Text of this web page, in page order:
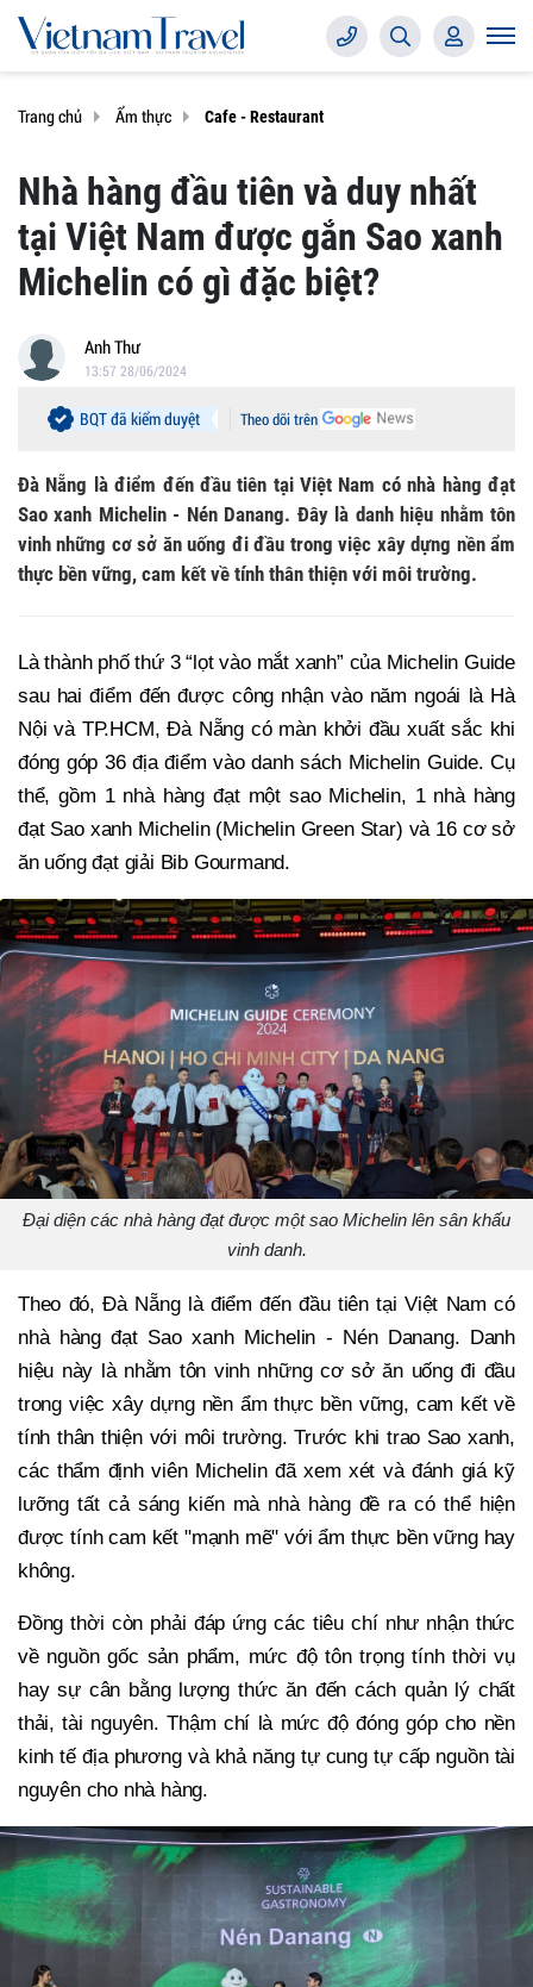
Trang chủ Ẩm thực Cafe - Restaurant
Nhà hàng đầu tiên và duy nhất
tại Việt Nam được gắn Sao xanh
Michelin có gì đặc biệt?
Anh Thư
13:57 28/06/2024
Theo dõi trên
BQT đã kiểm duyệt
Đà Nẵng là điểm đến đầu tiên tại Việt Nam có nhà hàng đạt
Sao xanh Michelin - Nén Danang. Đây là danh hiệu nhằm tôn
vinh những cơ sở ăn uống đi đầu trong việc xây dựng nền ẩm
thực bền vững, cam kết về tính thân thiện với môi trường.
Là thành phố thứ 3 “lọt vào mắt xanh” của Michelin Guide
sau hai điểm đến được công nhận vào năm ngoái là Hà
Nội và TP.HCM, Đà Nẵng có màn khởi đầu xuất sắc khi
đóng góp 36 địa điểm vào danh sách Michelin Guide. Cụ
thể, gồm 1 nhà hàng đạt một sao Michelin, 1 nhà hàng
đạt Sao xanh Michelin (Michelin Green Star) và 16 cơ sở
ăn uống đạt giải Bib Gourmand.
Đại diện các nhà hàng đạt được một sao Michelin lên sân khấu
vinh danh.
Theo đó, Đà Nẵng là điểm đến đầu tiên tại Việt Nam có
nhà hàng đạt Sao xanh Michelin - Nén Danang. Danh
hiệu này là nhằm tôn vinh những cơ sở ăn uống đi đầu
trong việc xây dựng nền ẩm thực bền vững, cam kết về
tính thân thiện với môi trường. Trước khi trao Sao xanh,
các thẩm định viên Michelin đã xem xét và đánh giá kỹ
lưỡng tất cả sáng kiến mà nhà hàng đề ra có thể hiện
được tính cam kết "mạnh mẽ" với ẩm thực bền vững hay
không.
Đồng thời còn phải đáp ứng các tiêu chí như nhận thức
về nguồn gốc sản phẩm, mức độ tôn trọng tính thời vụ
hay sự cân bằng lượng thức ăn đến cách quản lý chất
thải, tài nguyên. Thậm chí là mức độ đóng góp cho nền
kinh tế địa phương và khả năng tự cung tự cấp nguồn tài
nguyên cho nhà hàng.